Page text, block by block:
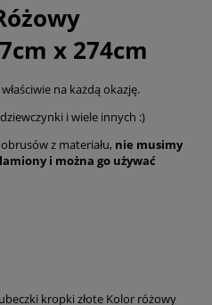
x 274cm
na każdą okazję.
i wiele innych :)
z materiału, nie musimy
i można go używać